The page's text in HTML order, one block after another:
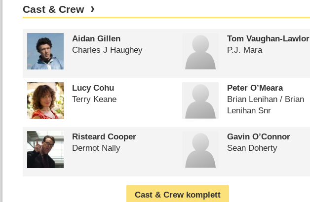
Cast & Crew
Aidan Gillen
Charles J Haughey
Tom Vaughan-Lawlor
P.J. Mara
Lucy Cohu
Terry Keane
Peter O’Meara
Brian Lenihan /​ Brian
Lenihan Snr
Risteard Cooper
Dermot Nally
Gavin O’Connor
Sean Doherty
Cast & Crew komplett